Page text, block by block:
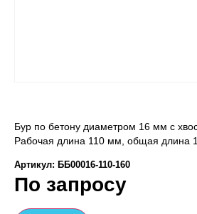
Бур по бетону диаметром 16 мм с
Рабочая длина 110 мм, общая длина
Артикул: ББ00016-110-160
По запросу